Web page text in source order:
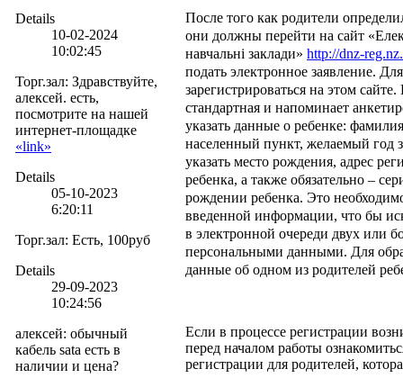
Details
10-02-2024
10:02:45
Торг.зал: Здравствуйте,
алексей. есть,
посмотрите на нашей
интернет-площадке
«link»
Details
05-10-2023
6:20:11
Торг.зал: Есть, 100руб
Details
29-09-2023
10:24:56
алексей: обычный
кабель sata есть в
наличии и цена?
После того как родители
они должны перейти на сайт
навчальні заклади» http://dnz-
подать электронное заявление.
зарегистрироваться на этом
стандартная и напоминает
указать данные о ребенке:
населенный пункт, желаемый год
указать место рождения, адрес
ребенка, а также обязательно –
рождении ребенка. Это
введенной информации, что бы
в электронной очереди двух или
персональными данными. Для
данные об одном из родителей
Если в процессе регистрации
перед началом работы
регистрации для родителей,